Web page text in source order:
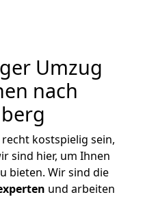
Umzug
nach
kostspielig sein,
sind hier, um Ihnen
bieten. Wir sind die
und arbeiten